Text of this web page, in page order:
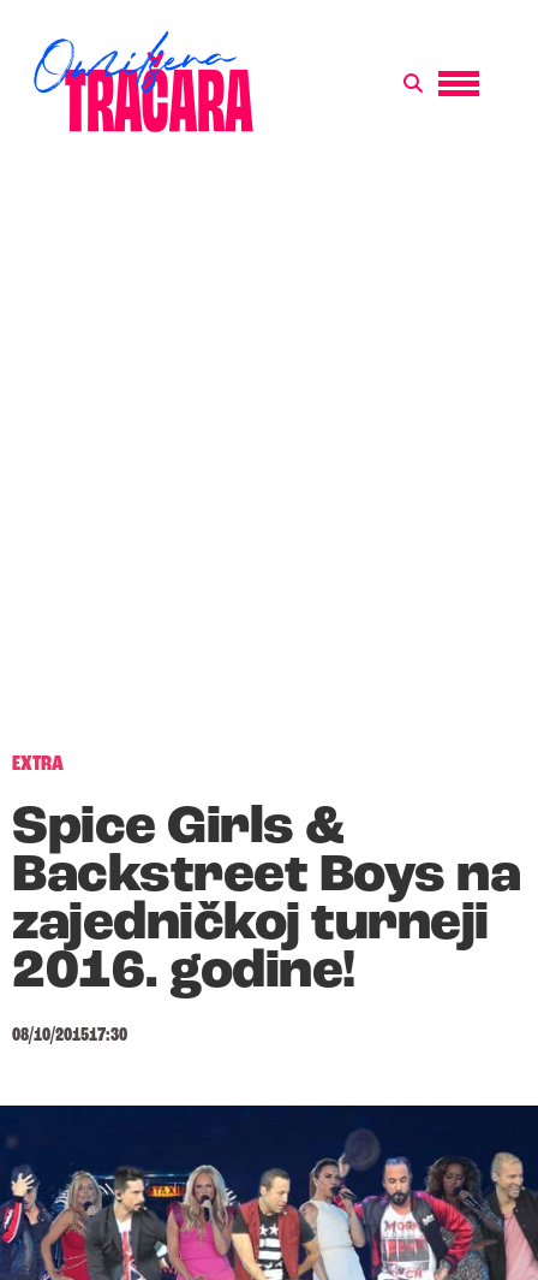
EXTRA
Spice Girls &
Backstreet Boys na
zajedničkoj turneji
2016. godine!
08/10/201517:30